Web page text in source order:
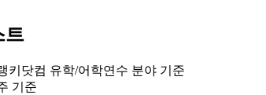
트
키닷컴 유학/어학연수 분야 기준
기준